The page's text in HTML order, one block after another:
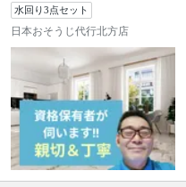
水回り3点セット
日本おそうじ代行北方店